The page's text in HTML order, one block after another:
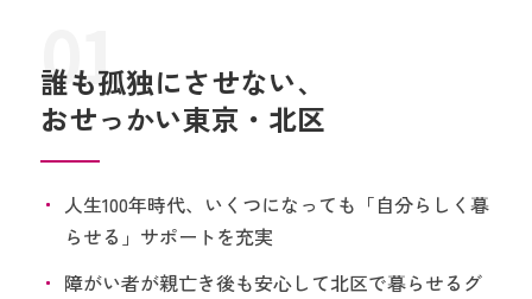
誰も孤独にさせない、
おせっかい東京・北区
人生100年時代、いくつになっても「自分らしく暮
らせる」サポートを充実
障がい者が親亡き後も安心して北区で暮らせるグ
01